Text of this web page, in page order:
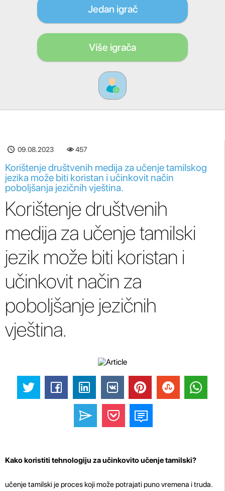
Jedan igrač
Više igrača
09.08.2023 457
Korištenje društvenih medija za učenje tamilskog
jezika može biti koristan i učinkovit način
poboljšanja jezičnih vještina.
Korištenje društvenih
medija za učenje tamilski
jezik može biti koristan i
učinkovit način za
poboljšanje jezičnih
vještina.
Kako koristiti tehnologiju za učinkovito učenje tamilski?
učenje tamilski je proces koji može potrajati puno vremena i truda.